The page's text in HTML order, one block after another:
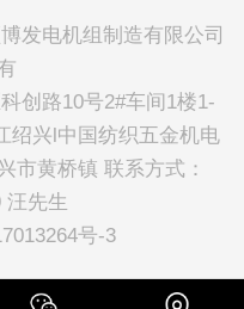
发电机组制造有限公司
创路10号2#车间1楼1-
绍兴l中国纺织五金机电
市黄桥镇 联系方式：
汪先生
号-3